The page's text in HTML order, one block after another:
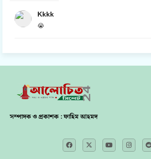
Kkkk
😭
সম্পাদক ও প্রকাশক : ফাহিম আহমদ